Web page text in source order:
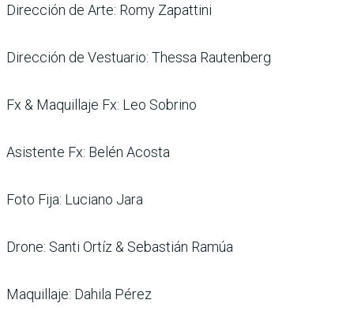
Dirección de Arte: Romy Zapattini
Dirección de Vestuario: Thessa Rautenberg
Fx & Maquillaje Fx: Leo Sobrino
Asistente Fx: Belén Acosta
Foto Fija: Luciano Jara
Drone: Santi Ortíz & Sebastián Ramúa
Maquillaje: Dahila Pérez